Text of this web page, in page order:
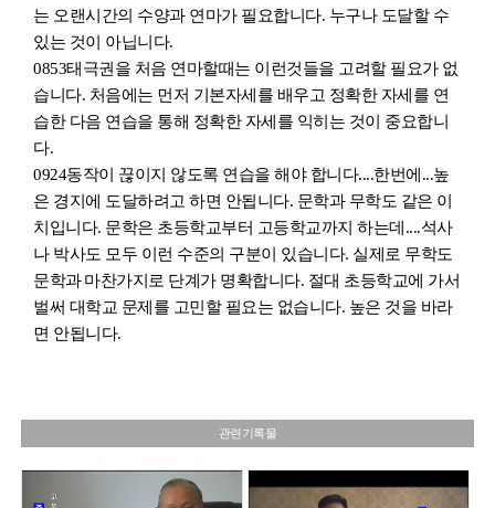
는 오랜시간의 수양과 연마가 필요합니 다. 누구나 도달할 수
있는 것이 아닙니 다.
0853태극권을 처음 연마할때는 이런것들을 고려할 필요가 없
습니 다. 처음에는 먼저 기본자세를 배우고 정확한 자세를 연
습한 다음 연습을 통해 정확한 자세를 익히는 것이 중요합니
다.
0924동작이 끊이 지 않도록 연습을 해야 합니 다....한번에...높
은 경지에 도달하려고 하면 안됩니 다. 문학과 무학도 같은 이
치 입니 다. 문학은 초등학교부터 고등학교까지 하는데....석사
나 박사도 모두 이런 수준의 구분이 있습니 다. 실제로 무학도
문학과 마찬가지로 단계가 명확합니 다. 절대 초등학교에 가서
벌써 대학교 문제를 고민할 필요는 없습니 다. 높은 것을 바라
면 안됩니 다.
관련기록물